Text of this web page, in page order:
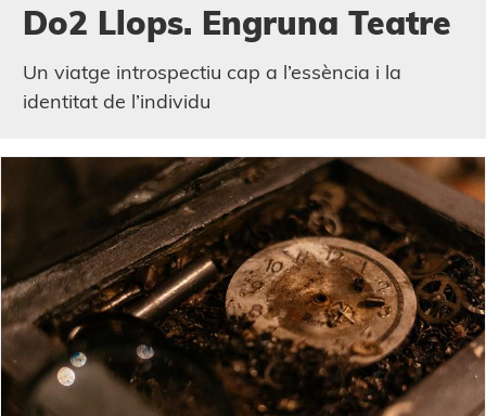
Do2 Llops. Engruna Teatre
Un viatge introspectiu cap a l’essència i la
identitat de l’individu